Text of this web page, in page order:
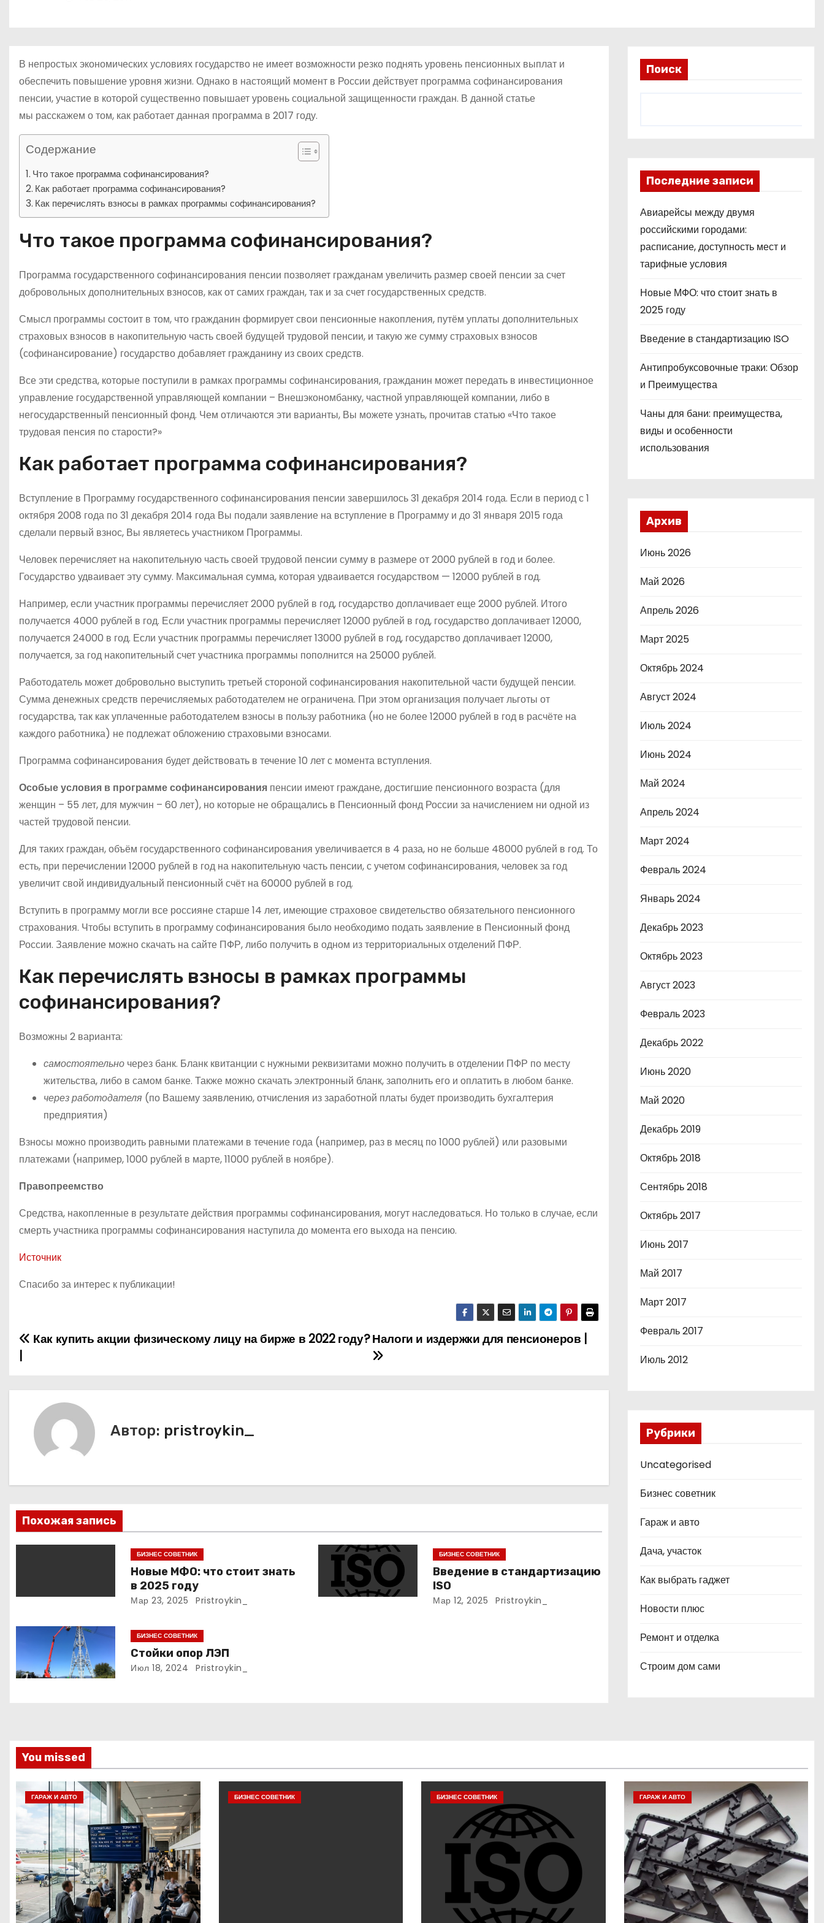
В непростых экономических условиях государство не имеет возможности резко поднять уровень пенсионных выплат и
обеспечить повышение уровня жизни. Однако в настоящий момент в России действует программа софинансирования
пенсии, участие в которой существенно повышает уровень социальной защищенности граждан. В данной статье
мы расскажем о том, как работает данная программа в 2017 году.
Содержание
Что такое программа софинансирования?
Как работает программа софинансирования?
Как перечислять взносы в рамках программы софинансирования?
Что такое программа софинансирования?
Программа государственного софинансирования пенсии позволяет гражданам увеличить размер своей пенсии за счет
добровольных дополнительных взносов, как от самих граждан, так и за счет государственных средств.
Смысл программы состоит в том, что гражданин формирует свои пенсионные накопления, путём уплаты дополнительных
страховых взносов в накопительную часть своей будущей трудовой пенсии, и такую же сумму страховых взносов
(софинансирование) государство добавляет гражданину из своих средств.
Все эти средства, которые поступили в рамках программы софинансирования, гражданин может передать в инвестиционное
управление государственной управляющей компании – Внешэкономбанку, частной управляющей компании, либо в
негосударственный пенсионный фонд. Чем отличаются эти варианты, Вы можете узнать, прочитав статью «Что такое
трудовая пенсия по старости?»
Как работает программа софинансирования?
Вступление в Программу государственного софинансирования пенсии завершилось 31 декабря 2014 года. Если в период с 1
октября 2008 года по 31 декабря 2014 года Вы подали заявление на вступление в Программу и до 31 января 2015 года
сделали первый взнос, Вы являетесь участником Программы.
Человек перечисляет на накопительную часть своей трудовой пенсии сумму в размере от 2000 рублей в год и более.
Государство удваивает эту сумму. Максимальная сумма, которая удваивается государством — 12000 рублей в год.
Например, если участник программы перечисляет 2000 рублей в год, государство доплачивает еще 2000 рублей. Итого
получается 4000 рублей в год. Если участник программы перечисляет 12000 рублей в год, государство доплачивает 12000,
получается 24000 в год. Если участник программы перечисляет 13000 рублей в год, государство доплачивает 12000,
получается, за год накопительный счет участника программы пополнится на 25000 рублей.
Работодатель может добровольно выступить третьей стороной софинансирования накопительной части будущей пенсии.
Сумма денежных средств перечисляемых работодателем не ограничена. При этом организация получает льготы от
государства, так как уплаченные работодателем взносы в пользу работника (но не более 12000 рублей в год в расчёте на
каждого работника) не подлежат обложению страховыми взносами.
Программа софинансирования будет действовать в течение 10 лет с момента вступления.
Особые условия в программе софинансирования пенсии имеют граждане, достигшие пенсионного возраста (для
женщин – 55 лет, для мужчин – 60 лет), но которые не обращались в Пенсионный фонд России за начислением ни одной из
частей трудовой пенсии.
Для таких граждан, объём государственного софинансирования увеличивается в 4 раза, но не больше 48000 рублей в год. То
есть, при перечислении 12000 рублей в год на накопительную часть пенсии, с учетом софинансирования, человек за год
увеличит свой индивидуальный пенсионный счёт на 60000 рублей в год.
Вступить в программу могли все россияне старше 14 лет, имеющие страховое свидетельство обязательного пенсионного
страхования. Чтобы вступить в программу софинансирования было необходимо подать заявление в Пенсионный фонд
России. Заявление можно скачать на сайте ПФР, либо получить в одном из территориальных отделений ПФР.
Как перечислять взносы в рамках программы
софинансирования?
Возможны 2 варианта:
самостоятельно через банк. Бланк квитанции с нужными реквизитами можно получить в отделении ПФР по месту
жительства, либо в самом банке. Также можно скачать электронный бланк, заполнить его и оплатить в любом банке.
через работодателя (по Вашему заявлению, отчисления из заработной платы будет производить бухгалтерия
предприятия)
Взносы можно производить равными платежами в течение года (например, раз в месяц по 1000 рублей) или разовыми
платежами (например, 1000 рублей в марте, 11000 рублей в ноябре).
Правопреемство
Средства, накопленные в результате действия программы софинансирования, могут наследоваться. Но только в случае, если
смерть участника программы софинансирования наступила до момента его выхода на пенсию.
Источник
Спасибо за интерес к публикации!
Н
а
в
и
я
о
з
а
п
я
м
Налоги и издержки для пенсионеров |
Как купить акции физическому лицу на бирже в 2022 году?
Автор: pristroykin_
Похожая запись
БИЗНЕС СОВЕТНИК
Новые МФО: что стоит знать
в 2025 году
Мар 23, 2025 Pristroykin_
БИЗНЕС СОВЕТНИК
Введение в стандартизацию
ISO
Мар 12, 2025 Pristroykin_
БИЗНЕС СОВЕТНИК
Стойки опор ЛЭП
Июл 18, 2024 Pristroykin_
Поиск
Последние записи
Авиарейсы между двумя
российскими городами:
расписание, доступность мест и
тарифные условия
Новые МФО: что стоит знать в
2025 году
Введение в стандартизацию ISO
Антипробуксовочные траки: Обзор
и Преимущества
Чаны для бани: преимущества,
виды и особенности
использования
Архив
Июнь 2026
Май 2026
Апрель 2026
Март 2025
Октябрь 2024
Август 2024
Июль 2024
Июнь 2024
Май 2024
Апрель 2024
Март 2024
Февраль 2024
Январь 2024
Декабрь 2023
Октябрь 2023
Август 2023
Февраль 2023
Декабрь 2022
Июнь 2020
Май 2020
Декабрь 2019
Октябрь 2018
Сентябрь 2018
Октябрь 2017
Июнь 2017
Май 2017
Март 2017
Февраль 2017
Июль 2012
Рубрики
Uncategorised
Бизнес советник
Гараж и авто
Дача, участок
Как выбрать гаджет
Новости плюс
Ремонт и отделка
Строим дом сами
You missed
ГАРАЖ И АВТО БИЗНЕС СОВЕТНИК БИЗНЕС СОВЕТНИК ГАРАЖ И АВТО